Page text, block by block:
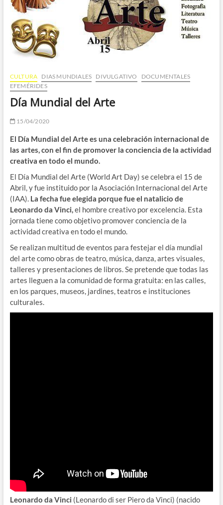
CULTURA DIAS MUNDIALES DIVULGATIVO
DOCUMENTALES
EFEMÉRIDES
Día Mundial del Arte
15/04/2020
El Día Mundial del Arte es una celebración internacional de
las artes, con el fin de promover la conciencia de la actividad
creativa en todo el mundo.
El Día Mundial del Arte (World Art Day) se celebra el 15 de
Abril, y fue instituido por la Asociación Internacional del Arte
(IAA).La fecha fue elegida porque fue el natalicio de
Leonardo da Vinci,el hombre creativo por excelencia. Esta
jornada tiene como objetivo promover conciencia de la
actividad creativa en todo el mundo.
Se realizan multitud de eventos para festejar el día mundial
del arte como obras de teatro, música, danza, artes visuales,
talleres y presentaciones de libros. Se pretende que todas las
artes lleguen a la comunidad de forma gratuita: en las calles,
en los parques, museos, jardines, teatros e instituciones
culturales.
Leonardo da Vinci (Leonardo di ser Piero da Vinci) (nacido